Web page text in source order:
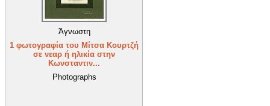
Άγνωστη
1 φωτογραφία του Μίτσα Κουρτζή
σε νεαρ ή ηλικία στην
Κωνσταντιν...
Photographs